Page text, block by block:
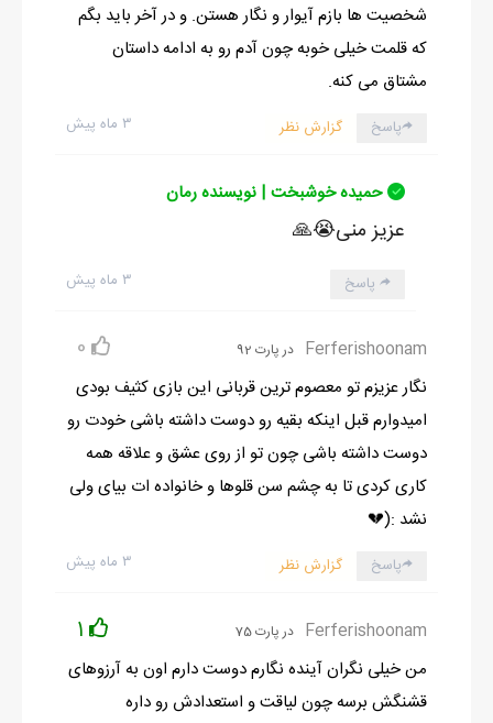
شخصیت ها بازم آیوار و نگار هستن. و در آخر باید بگم
که قلمت خیلی خوبه چون آدم رو به ادامه داستان
مشتاق می کنه.
۳ ماه پیش پاسخ گزارش نظر
حمیده خوشبخت | نویسنده رمان
عزیز منی😭🙏
۳ ماه پیش پاسخ
Ferferishoonam در پارت 92 0
نگار عزیزم تو معصوم ترین قربانی این بازی کثیف بودی
امیدوارم قبل اینکه بقیه رو دوست داشته باشی خودت رو
دوست داشته باشی چون تو از روی عشق و علاقه همه
کاری کردی تا به چشم سن قلوها و خانواده ات بیای ولی
نشد :(💔
۳ ماه پیش پاسخ گزارش نظر
Ferferishoonam در پارت 75 1
من خیلی نگران آینده نگارم دوست دارم اون به آرزوهای
قشنگش برسه چون لیاقت و استعدادش رو داره